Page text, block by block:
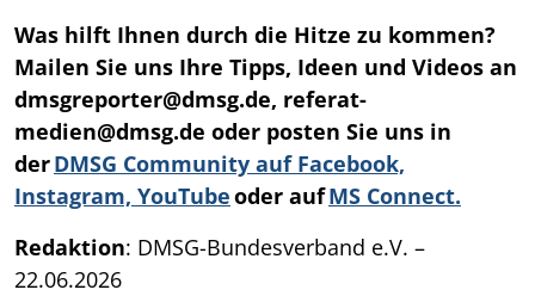
Was hilft Ihnen durch die Hitze zu kommen?
Mailen Sie uns Ihre Tipps, Ideen und Videos an
dmsgreporter@dmsg.de, referat-
medien@dmsg.de oder posten Sie uns in
derDMSG Community auf Facebook,
Instagram, YouTubeoder aufMS Connect.
Redaktion: DMSG-Bundesverband e.V. –
22.06.2026